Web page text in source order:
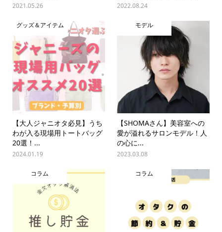
2021.05.26 2022.08.24
グッズ＆アイテム
【大人ジャニオタ必見】うち
わが入る現場用トートバッグ
20選！...
2024.01.19
モデル
【SHOMAさん】美容室への
愛が溢れるサロンモデル！人
の心に...
2023.03.08
コラム コラム